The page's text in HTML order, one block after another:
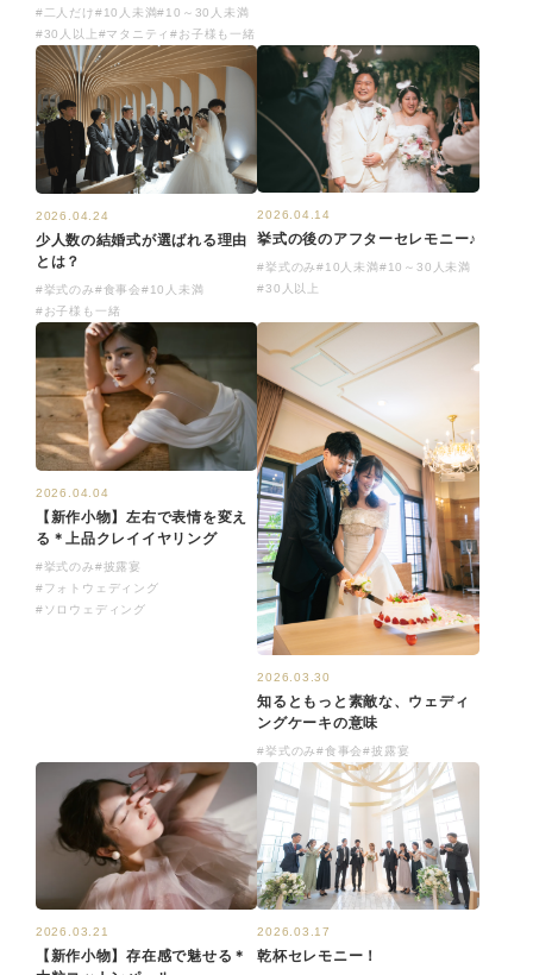
#二人だけ#10人未満#10～30人未満
#30人以上#マタニティ#お子様も一緒
2026.04.24
少人数の結婚式が選ばれる理由
とは？
#挙式のみ#食事会#10人未満
#お子様も一緒
2026.04.14
挙式の後のアフターセレモニー♪
#挙式のみ#10人未満 #10～30人未満
#30人以上
2026.04.04
【新作小物】左右で表情を変え
る＊上品クレイイヤリング
#挙式のみ#披露宴
#フォトウェディング
#ソロウェディング
2026.03.30
知るともっと素敵な、ウェディ
ングケーキの意味
#挙式のみ#食事会#披露宴
2026.03.21
【新作小物】存在感で魅せる＊
2026.03.17
乾杯セレモニー！